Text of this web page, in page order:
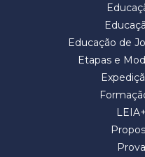
Educação de
Etapas e